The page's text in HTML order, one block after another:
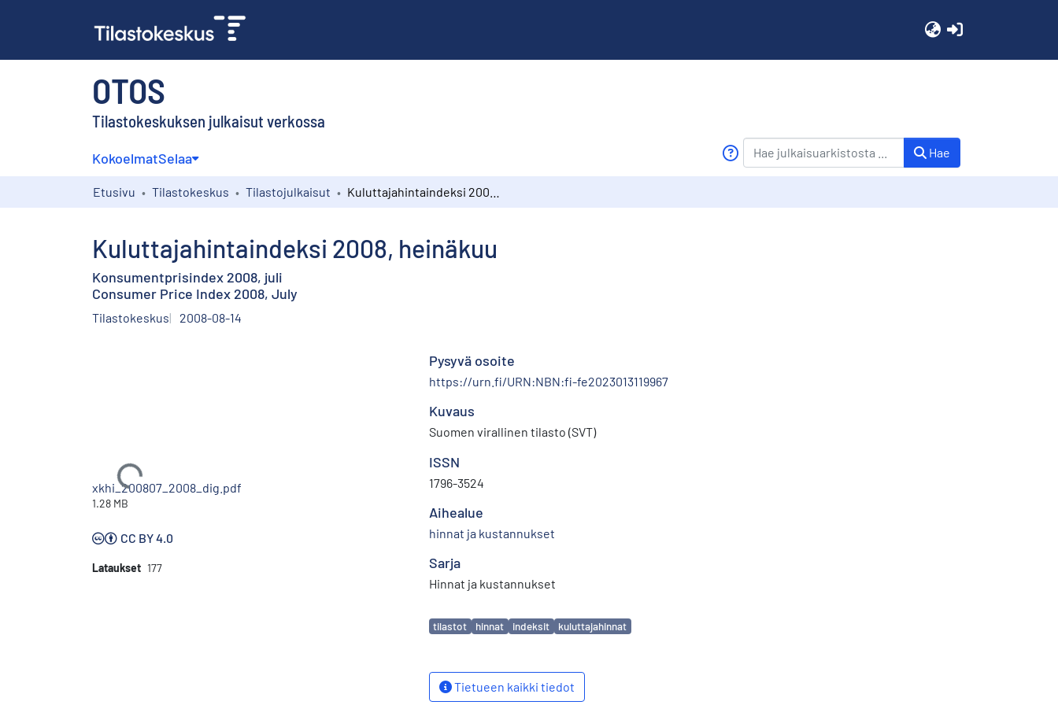
OTOS
Tilastokeskuksen julkaisut verkossa
KokoelmatSelaa Hae
Etusivu Tilastokeskus Tilastojulkaisut
Kuluttajahintaindeksi 2008, heinäkuu
Konsumentprisindex 2008, juli
Consumer Price Index 2008, July
Tilastokeskus 2008-08-14
Ladataan...
xkhi_200807_2008_dig.pdf
1.28 MB
CC BY 4.0
Lataukset 177
Pysyvä osoite
https://urn.fi/URN:NBN:fi-fe2023013119967
Kuvaus
Suomen virallinen tilasto (SVT)
ISSN
1796-3524
Aihealue
hinnat ja kustannukset
Sarja
Hinnat ja kustannukset
Avainsanat
tilastot hinnat indeksit kuluttajahinnat
Tietueen kaikki tiedot